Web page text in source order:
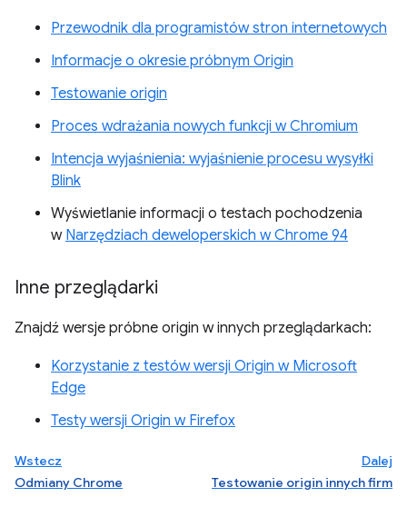
Przewodnik dla programistów stron internetowych
Informacje o okresie próbnym Origin
Testowanie origin
Proces wdrażania nowych funkcji w Chromium
Intencja wyjaśnienia: wyjaśnienie procesu wysyłki
Blink
Wyświetlanie informacji o testach pochodzenia
w Narzędziach deweloperskich w Chrome 94
Inne przeglądarki
Znajdź wersje próbne origin w innych przeglądarkach:
Korzystanie z testów wersji Origin w Microsoft
Edge
Testy wersji Origin w Firefox
Wstecz
Odmiany Chrome
Dalej
Testowanie origin innych firm